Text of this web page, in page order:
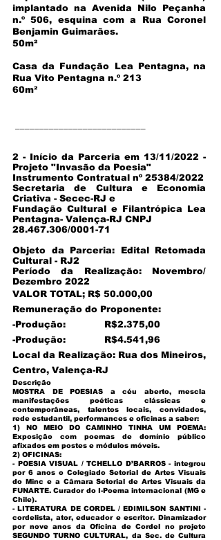
implantado na Avenida Nilo Peçanha
n.º 506, esquina com a Rua Coronel
Benjamin Guimarães.
50m²
Casa da Fundação Lea Pentagna, na
Rua Vito Pentagna n.º 213
60m²
2 - Início da Parceria em 13/11/2022 -
Projeto "Invasão da Poesia"
Instrumento Contratual nº 25384/2022
Secretaria de Cultura e Economia
Criativa - Secec-RJ e
Fundação Cultural e Filantrópica Lea
Pentagna- Valença-RJ CNPJ
28.467.306/0001-71
Objeto da Parceria: Edital Retomada
Cultural - RJ2
Período da Realização: Novembro/
Dezembro 2022
VALOR TOTAL; R$ 50.000,00
Remuneração do Proponente:
-Produção: R$2.375,00
-Produção: R$4.541,96
Local da Realização: Rua dos Mineiros,
Centro, Valença-RJ
Descrição
MOSTRA DE POESIAS a céu aberto, mescla
manifestações poéticas clássicas e
contemporâneas, talentos locais, convidados,
rede estudantil, performances e oficinas a saber:
1) NO MEIO DO CAMINHO TINHA UM POEMA:
Exposição com poemas de domínio público
afixados em postes e módulos móveis.
2) OFICINAS:
- POESIA VISUAL / TCHELLO D’BARROS - integrou
por 6 anos o Colegiado Setorial de Artes Visuais
do Minc e a Câmara Setorial de Artes Visuais da
FUNARTE. Curador do I-Poema internacional (MG e
Chile).
- LITERATURA DE CORDEL / EDIMILSON SANTINI -
cordelista, ator, educador e escritor. Dinamizador
por nove anos da Oficina de Cordel no projeto
SEGUNDO TURNO CULTURAL, da Sec. de Cultura